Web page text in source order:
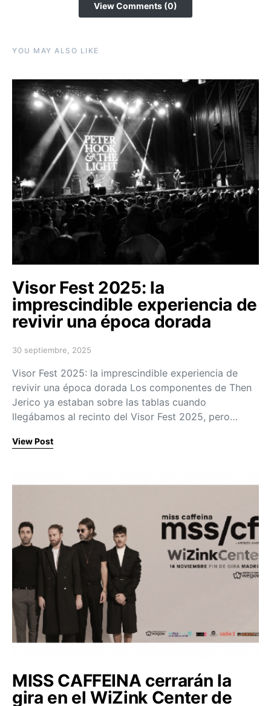
View Comments (0)
YOU MAY ALSO LIKE
Visor Fest 2025: la
imprescindible experiencia de
revivir una época dorada
Posted on
30 septiembre, 2025
Visor Fest 2025: la imprescindible experiencia de
revivir una época dorada Los componentes de Then
Jerico ya estaban sobre las tablas cuando
llegábamos al recinto del Visor Fest 2025, pero…
View Post
MISS CAFFEINA cerrarán la
gira en el WiZink Center de